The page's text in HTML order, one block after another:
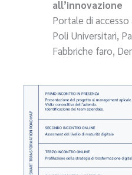
all’innovazione
Portale di
Poli Universitari,
Fabbriche faro,